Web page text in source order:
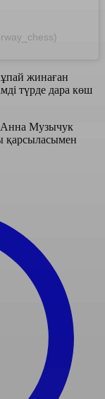
жинаған
түрде дара көш
Музычук
қарсыласымен